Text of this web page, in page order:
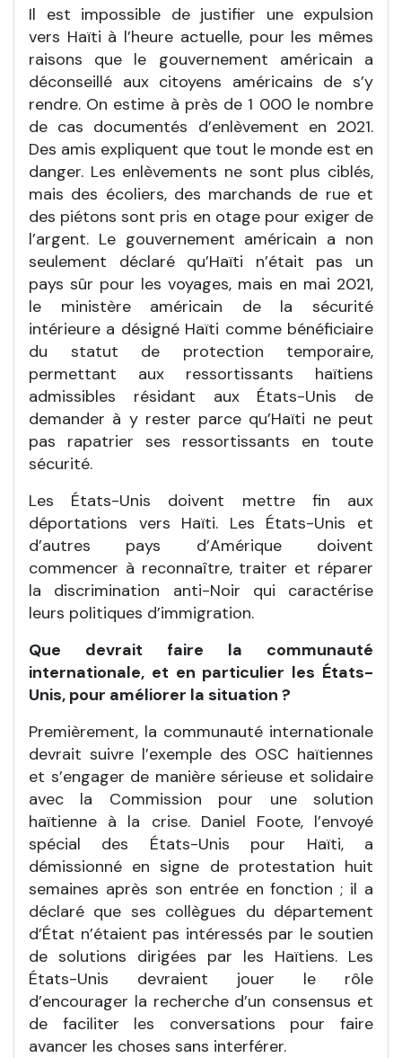
Il est impossible de justifier une expulsion
vers Haïti à l’heure actuelle, pour les mêmes
raisons que le gouvernement américain a
déconseillé aux citoyens américains de s’y
rendre. On estime à près de 1 000 le nombre
de cas documentés d’enlèvement en 2021.
Des amis expliquent que tout le monde est en
danger. Les enlèvements ne sont plus ciblés,
mais des écoliers, des marchands de rue et
des piétons sont pris en otage pour exiger de
l’argent. Le gouvernement américain a non
seulement déclaré qu’Haïti n’était pas un
pays sûr pour les voyages, mais en mai 2021,
le ministère américain de la sécurité
intérieure a désigné Haïti comme bénéficiaire
du statut de protection temporaire,
permettant aux ressortissants haïtiens
admissibles résidant aux États-Unis de
demander à y rester parce qu’Haïti ne peut
pas rapatrier ses ressortissants en toute
sécurité.
Les États-Unis doivent mettre fin aux
déportations vers Haïti. Les États-Unis et
d’autres pays d’Amérique doivent
commencer à reconnaître, traiter et réparer
la discrimination anti-Noir qui caractérise
leurs politiques d’immigration.
Que devrait faire la communauté
internationale, et en particulier les États-
Unis, pour améliorer la situation ?
Premièrement, la communauté internationale
devrait suivre l’exemple des OSC haïtiennes
et s’engager de manière sérieuse et solidaire
avec la Commission pour une solution
haïtienne à la crise. Daniel Foote, l’envoyé
spécial des États-Unis pour Haïti, a
démissionné en signe de protestation huit
semaines après son entrée en fonction ; il a
déclaré que ses collègues du département
d’État n’étaient pas intéressés par le soutien
de solutions dirigées par les Haïtiens. Les
États-Unis devraient jouer le rôle
d’encourager la recherche d’un consensus et
de faciliter les conversations pour faire
avancer les choses sans interférer.